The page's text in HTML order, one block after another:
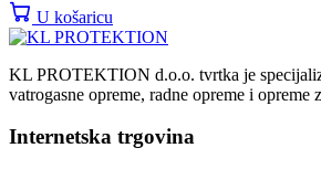
U košaricu
KL PROTEKTION d.o.o. tvrtka je
vatrogasne opreme, radne opreme i opreme
Internetska trgovina